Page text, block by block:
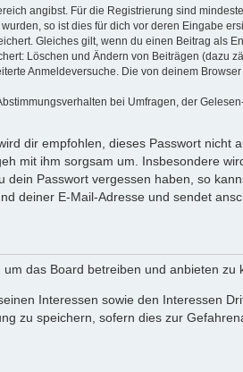
angibst. Für die Registrierung sind
so ist dies für dich vor deren Eingabe
Gleiches gilt, wenn du einen Beitrag als
Löschen und Ändern von Beiträgen (dazu
Anmeldeversuche. Die von deinem
bei Umfragen, der
dir empfohlen, dieses Passwort nicht
mit ihm sorgsam um. Insbesondere
Passwort vergessen haben, so
deiner E-Mail-Adresse und sendet
das Board betreiben und anbieten zu
Interessen sowie den Interessen
zu speichern, sofern dies zur